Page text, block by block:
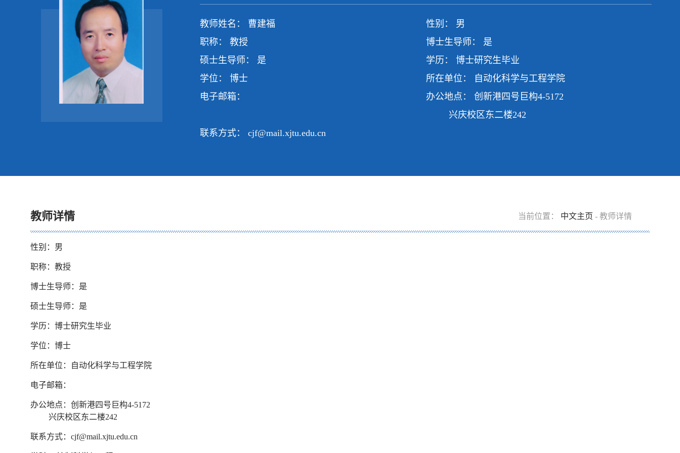
教师姓名： 曹建福
性别： 男
职称： 教授
博士生导师： 是
硕士生导师： 是
学历： 博士研究生毕业
学位： 博士
所在单位： 自动化科学与工程学院
电子邮箱：
办公地点： 创新港四号巨构4-5172
兴庆校区东二楼242
联系方式： cjf@mail.xjtu.edu.cn
教师详情 当前位置： 中文主页 - 教师详情
性别：男
职称：教授
博士生导师：是
硕士生导师：是
学历：博士研究生毕业
学位：博士
所在单位：自动化科学与工程学院
电子邮箱：
办公地点：创新港四号巨构4-5172
兴庆校区东二楼242
联系方式： cjf@mail.xjtu.edu.cn